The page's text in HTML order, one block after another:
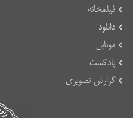
فیلمخانه
دانلود
موبایل
پادکست
گزارش تصویری